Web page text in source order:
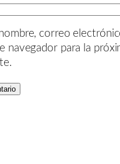
correo
navegador para la